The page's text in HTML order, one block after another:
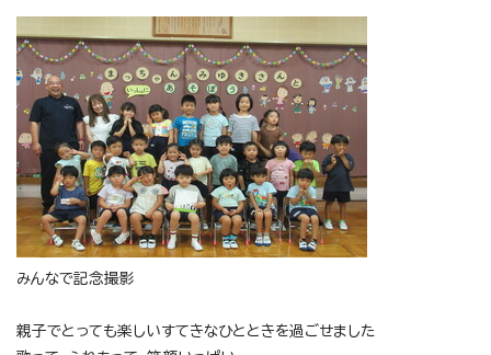
みんなで記念撮影
親子でとっても楽しいすてきなひとときを過ごせました